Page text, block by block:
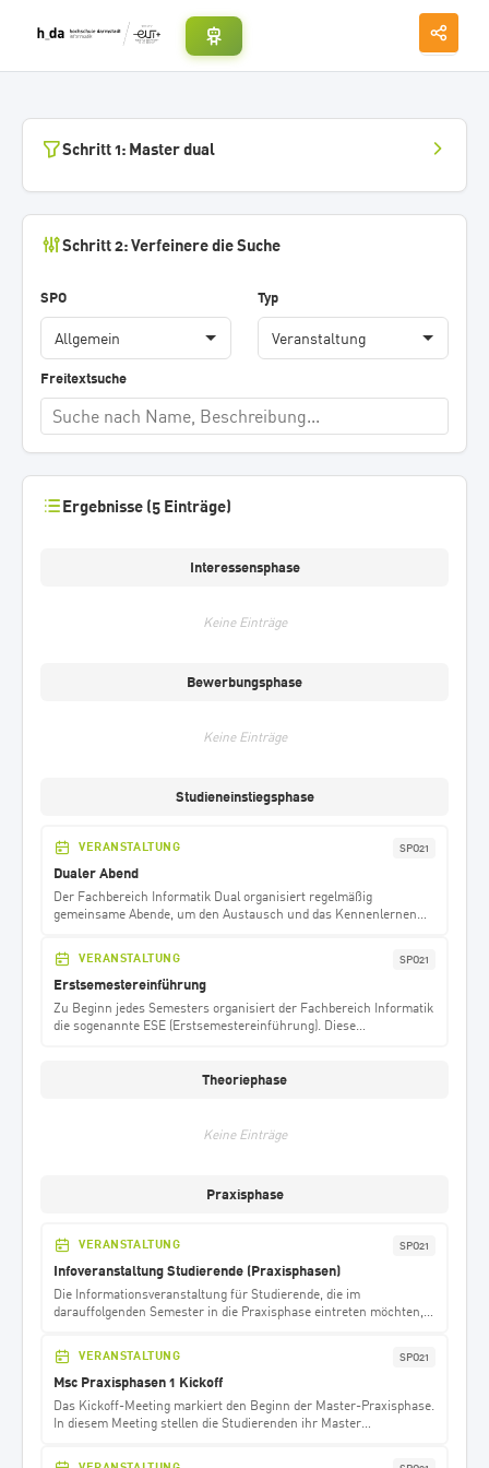
Schritt 1: Master dual
Schritt 2: Verfeinere die Suche
SPO Typ
Freitextsuche
Ergebnisse (5 Einträge)
Interessensphase
Keine Einträge
Bewerbungsphase
Keine Einträge
Studieneinstiegsphase
VERANSTALTUNG SPO21
Dualer Abend
Der Fachbereich Informatik Dual organisiert regelmäßig
gemeinsame Abende, um den Austausch und das Kennenlernen
INFDL-Team und dem ExKoSI Verein organisiert, und alle dualen
Studierenden werden per E-Mail dazu eingeladen.
VERANSTALTUNG SPO21
Erstsemestereinführung
Zu Beginn jedes Semesters organisiert der Fachbereich Informatik
die sogenannte ESE (Erstsemestereinführung). Diese
h_da beginnen, ist es besonders wichtig, an den zentralen
jedoch empfohlen, wenn möglich, an der gesamten ESE
teilzunehmen, um den bestmöglichen Start ins Studium an
Theoriephase
Keine Einträge
Praxisphase
VERANSTALTUNG SPO21
Infoveranstaltung Studierende (Praxisphasen)
Die Informationsveranstaltung für Studierende, die im
darauffolgenden Semester in die Praxisphase eintreten möchten,
der Organisation der Praxisphase. Studierende haben die
Möglichkeit, Fragen zu stellen. Die Termine für diese Veranstaltung
werden auf der Website termine.infdl.de veröffentlicht.
VERANSTALTUNG SPO21
Msc Praxisphasen 1 Kickoff
Das Kickoff-Meeting markiert den Beginn der Master-Praxisphase.
In diesem Meeting stellen die Studierenden ihr Master